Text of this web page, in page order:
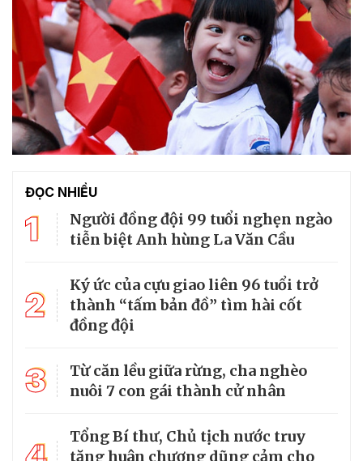
ĐỌC NHIỀU
1
Người đồng đội 99 tuổi nghẹn ngào
tiễn biệt Anh hùng La Văn Cầu
2
Ký ức của cựu giao liên 96 tuổi trở
thành “tấm bản đồ” tìm hài cốt
đồng đội
3
Từ căn lều giữa rừng, cha nghèo
nuôi 7 con gái thành cử nhân
Tổng Bí thư, Chủ tịch nước truy
tặng huân chương dũng cảm cho